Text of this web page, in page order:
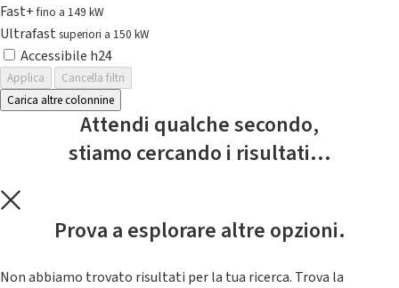
Fast+fino a 149 kW
Ultrafast superiori a 150 kW
Accessibile h24
Applica
Cancella filtri
Carica altre colonnine
Attendi qualche secondo,
stiamo cercando i risultati...
Prova a esplorare altre opzioni.
Non abbiamo trovato risultati per la tua ricerca. Trova la